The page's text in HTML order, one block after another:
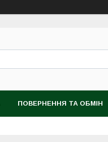
ПОВЕРНЕННЯ ТА ОБМІН